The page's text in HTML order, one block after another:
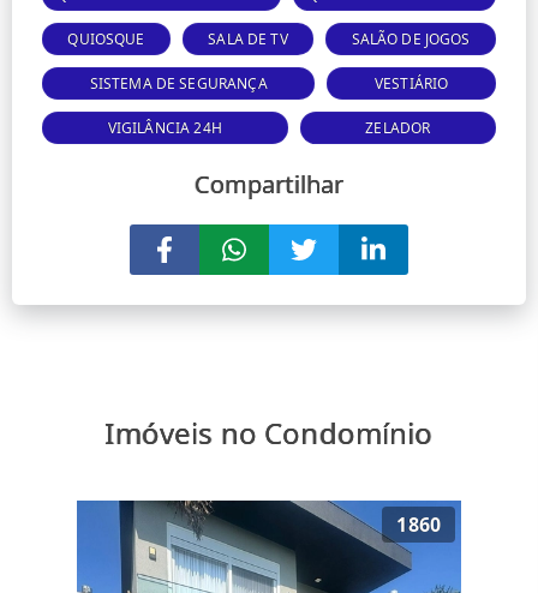
QUIOSQUE SALA DE TV SALÃO DE JOGOS
SISTEMA DE SEGURANÇA VESTIÁRIO
VIGILÂNCIA 24H ZELADOR
Compartilhar
Imóveis no Condomínio
1860